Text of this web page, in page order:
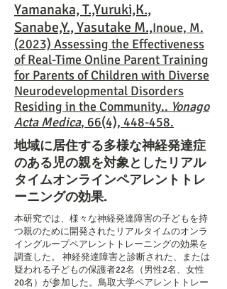
Yamanaka, T.,Yuruki,K.,
Sanabe,Y., Yasutake M.,Inoue, M.
(2023) Assessing the Effectiveness
of Real-Time Online Parent Training
for Parents of Children with Diverse
Neurodevelopmental Disorders
Residing in the Community.. Yonago
Acta Medica, 66(4), 448-458.
地域に居住する多様な神経発達症
のある児の親を対象としたリアル
タイムオンラインペアレントトレ
ーニングの効果.
本研究では、様々な神経発達障害の子どもを持
つ親のために開発されたリアルタイムのオンラ
イングループペアレントトレーニングの効果を
調査した。 神経発達障害と診断された、または
疑われる子どもの保護者22名（男性2名、女性
20名）が参加した。鳥取大学ペアレントトレー